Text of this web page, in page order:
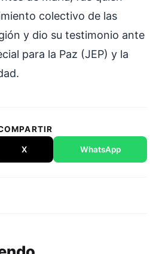
colectivo de las
y dio su testimonio ante
para la Paz (JEP) y la
X WhatsApp